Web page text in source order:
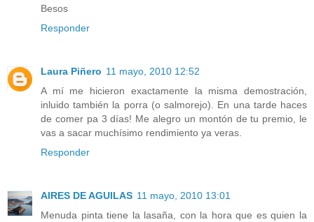
Besos
Responder
Laura Piñero 11 mayo, 2010 12:52
A mí me hicieron exactamente la misma demostración,
inluido también la porra (o salmorejo). En una tarde haces
de comer pa 3 días! Me alegro un montón de tu premio, le
vas a sacar muchísimo rendimiento ya veras.
Responder
AIRES DE AGUILAS 11 mayo, 2010 13:01
Menuda pinta tiene la lasaña, con la hora que es quien la